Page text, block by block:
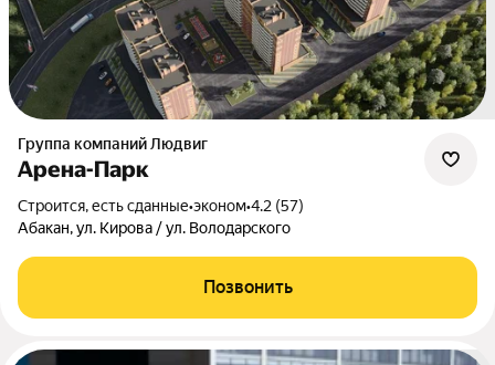
Группа компаний Людвиг
Арена-Парк
Строится, есть сданные•эконом•4.2 (57)
Абакан, ул. Кирова / ул. Володарского
Позвонить